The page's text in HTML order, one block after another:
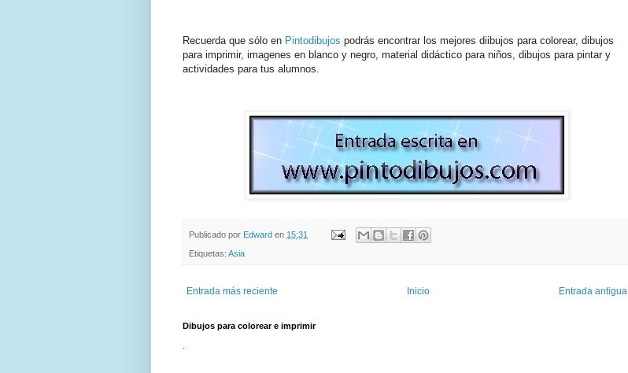
Recuerda que sólo en Pintodibujos podrás encontrar los mejores diibujos para colorear, dibujos
para imprimir, imagenes en blanco y negro, material didáctico para niños, dibujos para pintar y
actividades para tus alumnos.
Publicado por Edward en 15:31
Etiquetas: Asia
Entrada más reciente Entrada antigua
Inicio
Dibujos para colorear e imprimir
.